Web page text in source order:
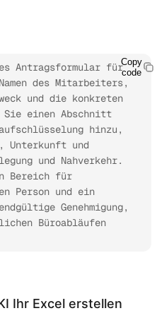
Antragsformular für
des Mitarbeiters,
und die konkreten
Sie einen Abschnitt
hinzu,
Unterkunft und
und Nahverkehr.
Bereich für
Person und ein
Genehmigung,
Büroabläufen
Copy
code
Ihr Excel erstellen